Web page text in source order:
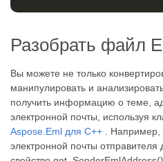
Разобрать файл
Вы можете не только
манипулировать и
получить информацию о теме,
электронной почты, используя
Aspose.Eml для C++ . Например,
электронной почты отправителя